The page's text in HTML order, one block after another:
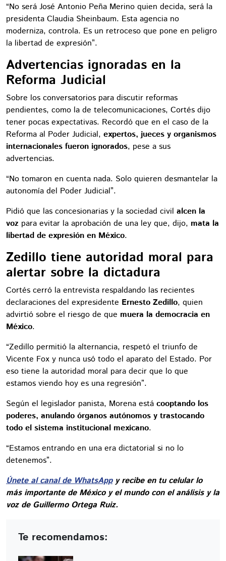
“No será José Antonio Peña Merino quien decida, será la
presidenta Claudia Sheinbaum. Esta agencia no
moderniza, controla. Es un retroceso que pone en peligro
la libertad de expresión”.
Advertencias ignoradas en la
Reforma Judicial
Sobre los conversatorios para discutir reformas
pendientes, como la de telecomunicaciones, Cortés dijo
tener pocas expectativas. Recordó que en el caso de la
Reforma al Poder Judicial, expertos, jueces y organismos
internacionales fueron ignorados, pese a sus
advertencias.
“No tomaron en cuenta nada. Solo quieren desmantelar la
autonomía del Poder Judicial”.
Pidió que las concesionarias y la sociedad civil alcen la
voz para evitar la aprobación de una ley que, dijo, mata la
libertad de expresión en México.
Zedillo tiene autoridad moral para
alertar sobre la dictadura
Cortés cerró la entrevista respaldando las recientes
declaraciones del expresidente Ernesto Zedillo, quien
advirtió sobre el riesgo de que muera la democracia en
México.
“Zedillo permitió la alternancia, respetó el triunfo de
Vicente Fox y nunca usó todo el aparato del Estado. Por
eso tiene la autoridad moral para decir que lo que
estamos viendo hoy es una regresión”.
Según el legislador panista, Morena está cooptando los
poderes, anulando órganos autónomos y trastocando
todo el sistema institucional mexicano.
“Estamos entrando en una era dictatorial si no lo
detenemos”.
Únete al canal de WhatsAppy recibe en tu celular lo
más importante de México y el mundo con el análisis y la
voz de Guillermo Ortega Ruiz.
Te recomendamos: